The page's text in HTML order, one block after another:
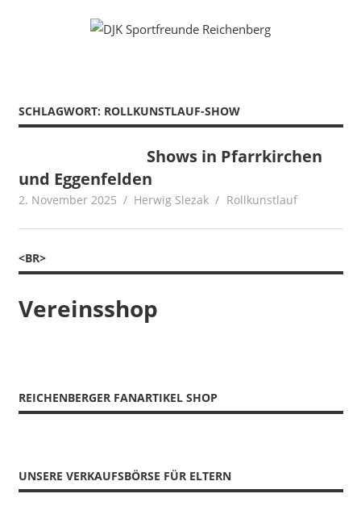
DJK
Reichenberg
Radfahren
Rollkunstlauf
SCHLAGWORT: ROLLKUNSTLAUF-SHOW
Shows in Pfarrkirchen
und Eggenfelden
2. November 2025 Herwig Slezak Rollkunstlauf
<BR>
Vereinsshop
REICHENBERGER FANARTIKEL SHOP
UNSERE VERKAUFSBÖRSE FÜR ELTERN